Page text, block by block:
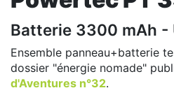
Batterie 3300 mAh -
Ensemble panneau+batterie
dossier "énergie nomade"
d'Aventures n°32.